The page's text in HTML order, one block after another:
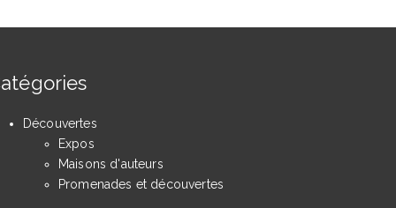
Découvertes
Expos
Maisons d'auteurs
Promenades et découvertes